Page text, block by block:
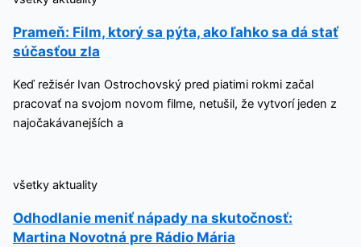
Prameň: Film, ktorý sa pýta, ako ľahko sa dá stať
súčasťou zla
Keď režisér Ivan Ostrochovský pred piatimi rokmi začal
pracovať na svojom novom filme, netušil, že vytvorí jeden z
najočakávanejších a
všetky aktuality
Odhodlanie meniť nápady na skutočnosť:
Martina Novotná pre Rádio Mária